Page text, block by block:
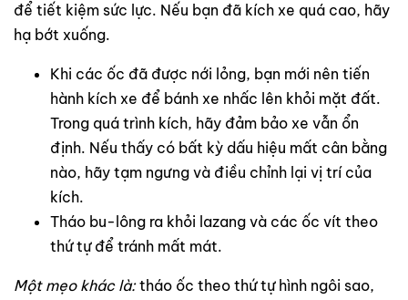
để tiết kiệm sức lực. Nếu bạn đã kích xe quá cao, hãy
hạ bớt xuống.
Khi các ốc đã được nới lỏng, bạn mới nên tiến
hành kích xe để bánh xe nhấc lên khỏi mặt đất.
Trong quá trình kích, hãy đảm bảo xe vẫn ổn
định. Nếu thấy có bất kỳ dấu hiệu mất cân bằng
nào, hãy tạm ngưng và điều chỉnh lại vị trí của
kích.
Tháo bu-lông ra khỏi lazang và các ốc vít theo
thứ tự để tránh mất mát.
Một mẹo khác là:tháo ốc theo thứ tự hình ngôi sao,